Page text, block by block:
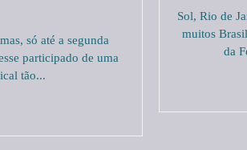
só até a segunda
participado de uma
tão...
Sol, Rio de
muitos
da